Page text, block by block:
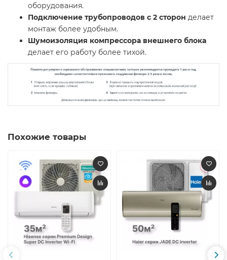
оборудования.
Подключение трубопроводов с 2 сторон делает
монтаж более удобным.
Шумоизоляция компрессора внешнего блока
делает его работу более тихой.
Похожие товары